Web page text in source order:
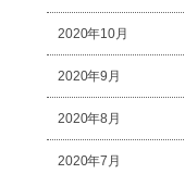
2020年10月
2020年9月
2020年8月
2020年7月